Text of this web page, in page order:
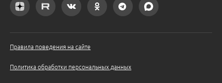
Правила поведения на сайте
Политика обработки персональных данных